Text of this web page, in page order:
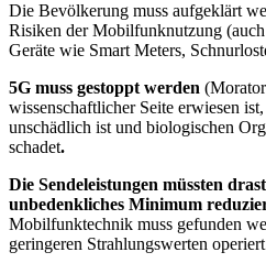
Die Bevölkerung muss aufgeklärt
Risiken der Mobilfunknutzung
Geräte wie Smart Meters,
5G muss gestoppt werden
wissenschaftlicher Seite erwiesen
unschädlich ist und biologischen
schadet.
Die Sendeleistungen müssten
unbedenkliches Minimum
Mobilfunktechnik muss gefunden
geringeren Strahlungswerten